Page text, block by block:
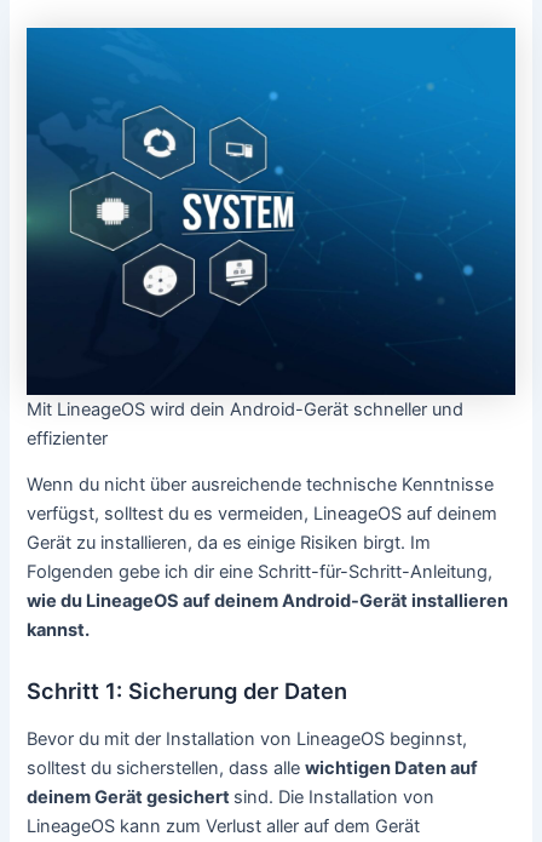
Mit LineageOS wird dein Android-Gerät schneller und
effizienter
Wenn du nicht über ausreichende technische Kenntnisse
verfügst, solltest du es vermeiden, LineageOS auf deinem
Gerät zu installieren, da es einige Risiken birgt. Im
Folgenden gebe ich dir eine Schritt-für-Schritt-Anleitung,
wie du LineageOS auf deinem Android-Gerät installieren
kannst.
Schritt 1: Sicherung der Daten
Bevor du mit der Installation von LineageOS beginnst,
solltest du sicherstellen, dass allewichtigen Daten auf
deinem Gerät gesichert sind. Die Installation von
LineageOS kann zum Verlust aller auf dem Gerät